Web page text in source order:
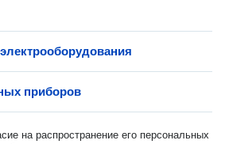
приборов
на распространение его персональных